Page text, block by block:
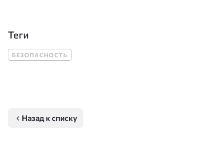
Теги
БЕЗОПАСНОСТЬ
Назад к списку